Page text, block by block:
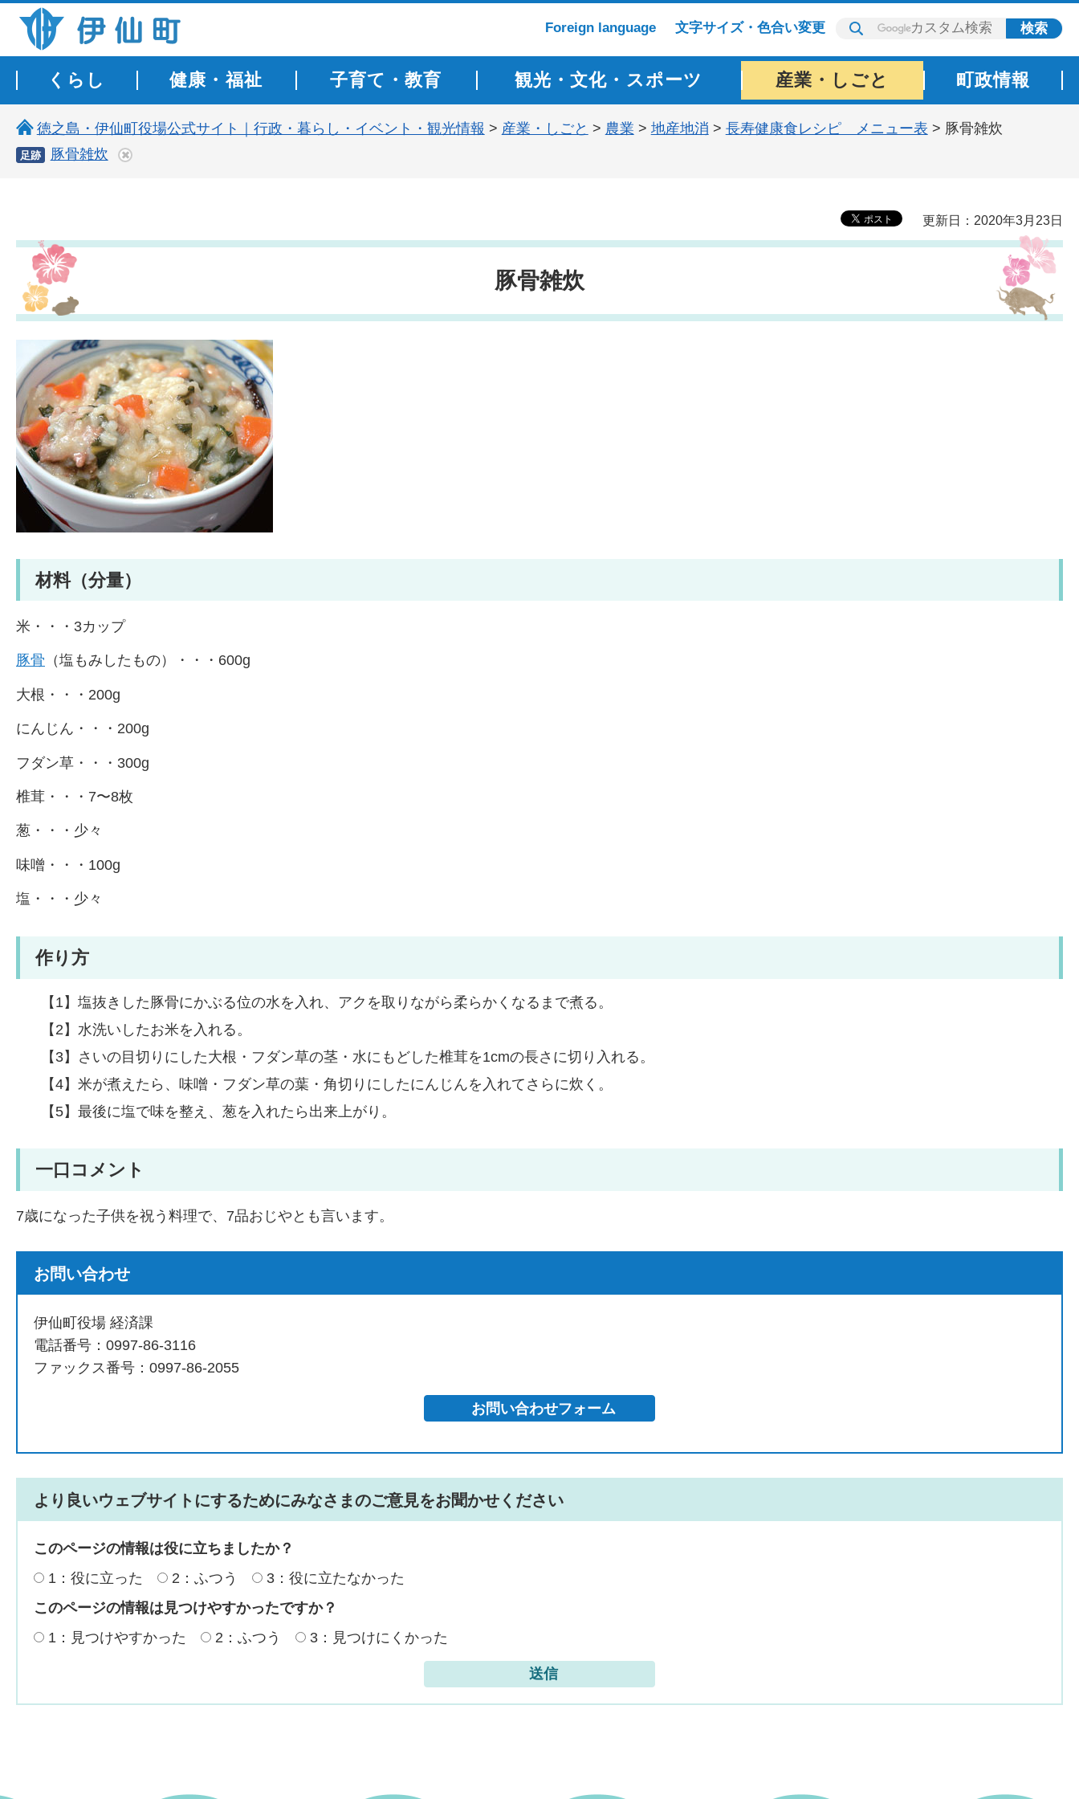
伊仙町 健康・長寿と子宝の町 Foreign language 文字サイズ・色合い変更
くらし 健康・福祉 子育て・教育 観光・文化・スポーツ 産業・しごと 町政情報
徳之島・伊仙町役場公式サイト｜行政・暮らし・イベント・観光情報 > 産業・しごと > 農業 > 地産地消 > 長寿健康食レシピ メニュー表 > 豚骨雑炊
足跡 豚骨雑炊
更新日：2020年3月23日
豚骨雑炊
材料（分量）
米・・・3カップ
豚骨 （塩もみしたもの）・・・600g
大根・・・200g
にんじん・・・200g
フダン草・・・300g
椎茸・・・7〜8枚
葱・・・少々
味噌・・・100g
塩・・・少々
作り方
【1】塩抜きした豚骨にかぶる位の水を入れ、アクを取りながら柔らかくなるまで煮る。
【2】水洗いしたお米を入れる。
【3】さいの目切りにした大根・フダン草の茎・水にもどした椎茸を1cmの長さに切り入れる。
【4】米が煮えたら、味噌・フダン草の葉・角切りにしたにんじんを入れてさらに炊く。
【5】最後に塩で味を整え、葱を入れたら出来上がり。
一口コメント
7歳になった子供を祝う料理で、7品おじやとも言います。
お問い合わせ
伊仙町役場 経済課
電話番号：0997-86-3116
ファックス番号：0997-86-2055
より良いウェブサイトにするためにみなさまのご意見をお聞かせください
このページの情報は役に立ちましたか？
1：役に立った
2：ふつう
3：役に立たなかった
このページの情報は見つけやすかったですか？
1：見つけやすかった
2：ふつう 3：見つけにくかった